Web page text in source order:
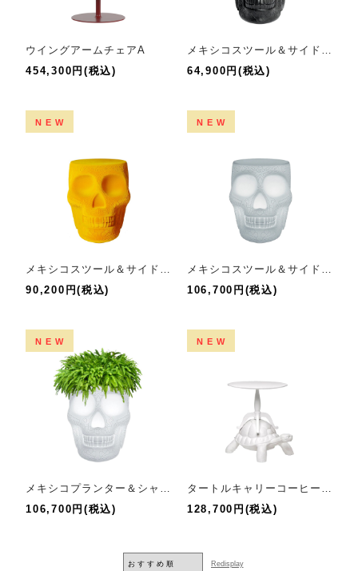
ウイングアームチェアA
454,300円(税込)
メキシコスツール＆サイドテーブル
64,900円(税込)
NEW
90,200円(税込)
NEW
106,700円(税込)
NEW
106,700円(税込)
NEW
128,700円(税込)